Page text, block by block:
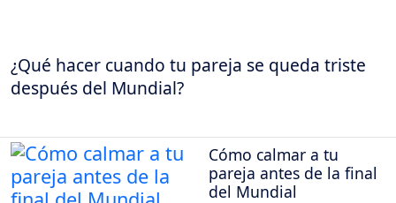
¿Qué hacer cuando tu pareja se queda triste
después del Mundial?
Cómo calmar a tu
pareja antes de la final
del Mundial